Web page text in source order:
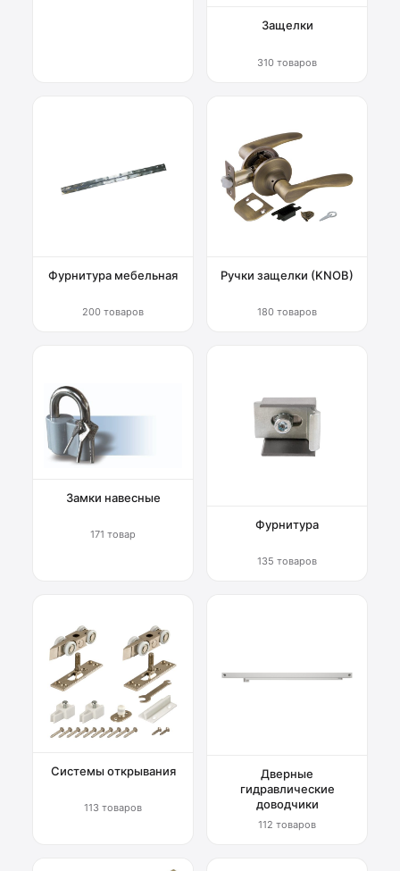
Защелки
310 товаров
Фурнитура мебельная
200 товаров
Ручки защелки (KNOB)
180 товаров
Замки навесные
171 товар
Фурнитура
135 товаров
Системы открывания
113 товаров
Дверные
гидравлические
доводчики
112 товаров